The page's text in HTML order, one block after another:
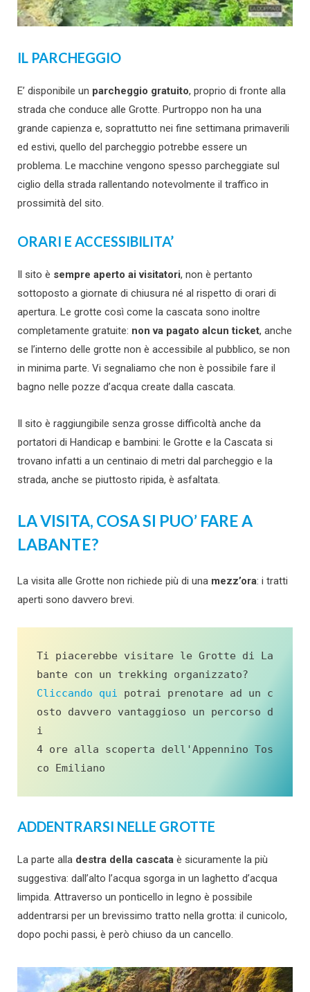
IL PARCHEGGIO
E’ disponibile un parcheggio gratuito, proprio di fronte alla
strada che conduce alle Grotte. Purtroppo non ha una
grande capienza e, soprattutto nei fine settimana primaverili
ed estivi, quello del parcheggio potrebbe essere un
problema. Le macchine vengono spesso parcheggiate sul
ciglio della strada rallentando notevolmente il traffico in
prossimità del sito.
ORARI E ACCESSIBILITA’
Il sito è sempre aperto ai visitatori, non è pertanto
sottoposto a giornate di chiusura né al rispetto di orari di
apertura. Le grotte così come la cascata sono inoltre
completamente gratuite: non va pagato alcun ticket, anche
se l’interno delle grotte non è accessibile al pubblico, se non
in minima parte. Vi segnaliamo che non è possibile fare il
bagno nelle pozze d’acqua create dalla cascata.
Il sito è raggiungibile senza grosse difficoltà anche da
portatori di Handicap e bambini: le Grotte e la Cascata si
trovano infatti a un centinaio di metri dal parcheggio e la
strada, anche se piuttosto ripida, è asfaltata.
LA VISITA, COSA SI PUO’ FARE A
LABANTE?
La visita alle Grotte non richiede più di una mezz’ora: i tratti
aperti sono davvero brevi.
Ti piacerebbe visitare le Grotte di La
Cliccando qui
potrai prenotare ad un c
osto davvero vantaggioso un percorso d
i
4 ore alla scoperta dell'Appennino Tos
co Emiliano
ADDENTRARSI NELLE GROTTE
La parte alla destra della cascata è sicuramente la più
suggestiva: dall’alto l’acqua sgorga in un laghetto d’acqua
limpida. Attraverso un ponticello in legno è possibile
addentrarsi per un brevissimo tratto nella grotta: il cunicolo,
dopo pochi passi, è però chiuso da un cancello.